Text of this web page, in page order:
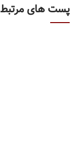
پست های مرتبط